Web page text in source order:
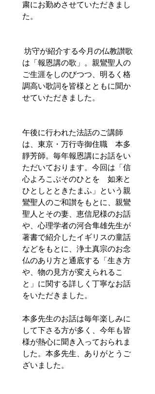
粛にお勤めさせていただきまし
た。
坊守が紹介する今月の仏教讃歌
は「報恩講の歌」。親鸞聖人の
ご生涯をしのびつつ、明るく格
調高い歌詞を皆様とともに聞か
せていただきました。
午後に行われた法話のご講師
は、東京・万行寺御住職　本多
靜芳師。毎年報恩講にお話をい
ただいております。今回は「信
心よろこぶそのひとを　如来と
ひとしとときたまふ」という親
鸞聖人のご和讃をもとに、親鸞
聖人とその妻、恵信尼様のお話
や、心理学者の河合隼雄先生が
著書で紹介したイギリスの童話
などをもとに、浄土真宗のお念
仏のあり方と通底する「生き方
や、物の見方が変えられるこ
と」に関する詳しく丁寧なお話
をいただきました。
本多先生のお話は毎年楽しみに
して下さる方が多く、今年も皆
様が熱心に聞き入っておられま
した。本多先生、ありがとうご
ざいました。